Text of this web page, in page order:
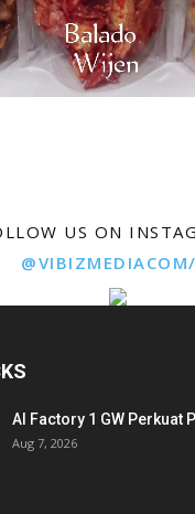
US ON
@VIBIZMEDIACOM/
AI Factory 1 GW Perkuat
Aug 7, 2026